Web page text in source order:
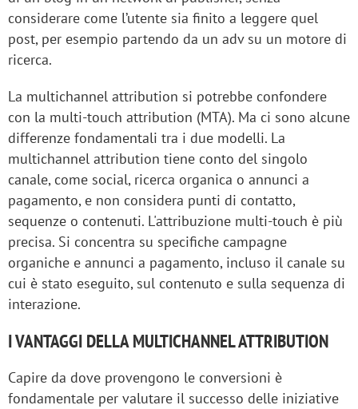
considerare come l’utente sia finito a leggere quel
post, per esempio partendo da un adv su un motore di
ricerca.
La multichannel attribution si potrebbe confondere
con la multi-touch attribution (MTA). Ma ci sono alcune
differenze fondamentali tra i due modelli. La
multichannel attribution tiene conto del singolo
canale, come social, ricerca organica o annunci a
pagamento, e non considera punti di contatto,
sequenze o contenuti. L'attribuzione multi-touch è più
precisa. Si concentra su specifiche campagne
organiche e annunci a pagamento, incluso il canale su
cui è stato eseguito, sul contenuto e sulla sequenza di
interazione.
I VANTAGGI DELLA MULTICHANNEL ATTRIBUTION
Capire da dove provengono le conversioni è
fondamentale per valutare il successo delle iniziative